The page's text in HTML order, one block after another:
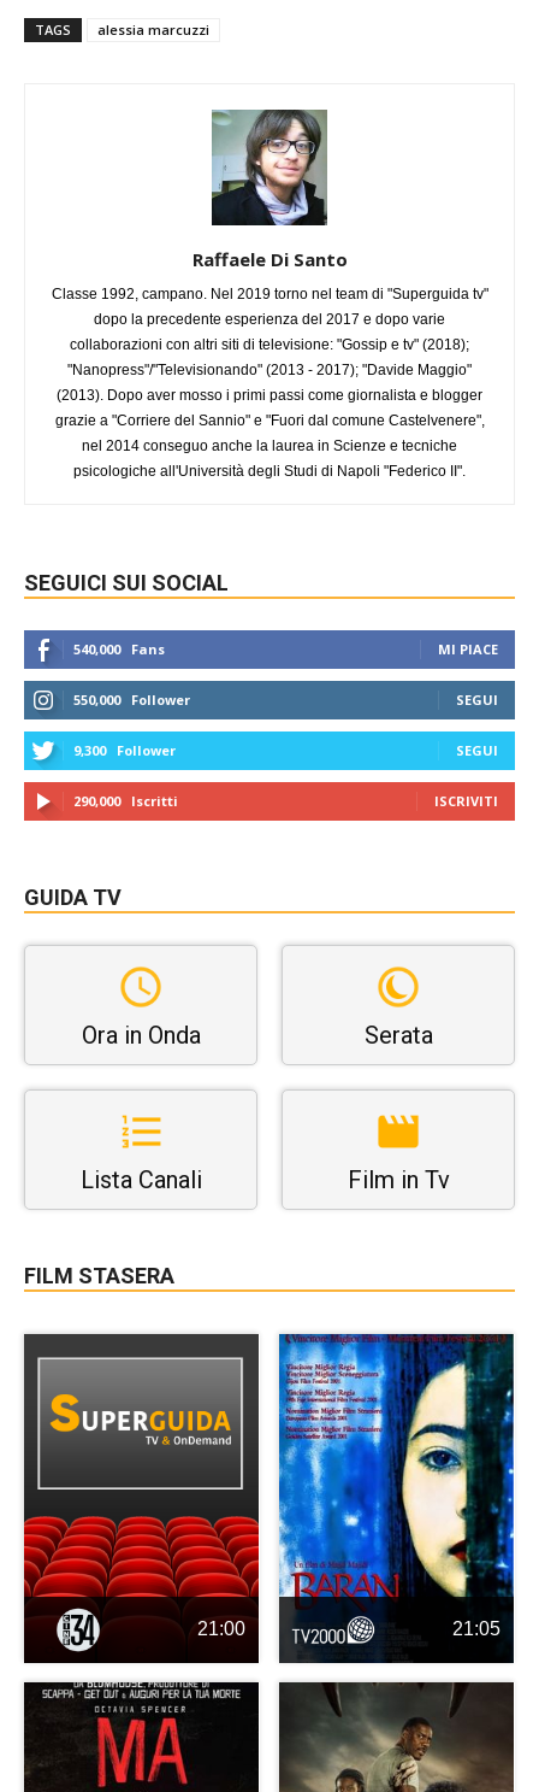
TAGS alessia marcuzzi
Raffaele Di Santo
Classe 1992, campano. Nel 2019 torno nel team di "Superguida tv"
dopo la precedente esperienza del 2017 e dopo varie
collaborazioni con altri siti di televisione: "Gossip e tv" (2018);
"Nanopress"/"Televisionando" (2013 - 2017); "Davide Maggio"
(2013). Dopo aver mosso i primi passi come giornalista e blogger
grazie a "Corriere del Sannio" e "Fuori dal comune Castelvenere",
nel 2014 conseguo anche la laurea in Scienze e tecniche
psicologiche all'Università degli Studi di Napoli "Federico II".
SEGUICI SUI SOCIAL
540,000 Fans MI PIACE
550,000 Follower SEGUI
9,300 Follower SEGUI
290,000 Iscritti ISCRIVITI
GUIDA TV
Ora in Onda Serata
Lista Canali Film in Tv
FILM STASERA
21:00 21:05